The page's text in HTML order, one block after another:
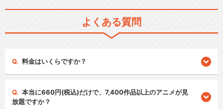
よくある質問
料金はいくらですか？
本当に660円(税込)だけで、7,400作品以上のアニメが見
放題ですか？